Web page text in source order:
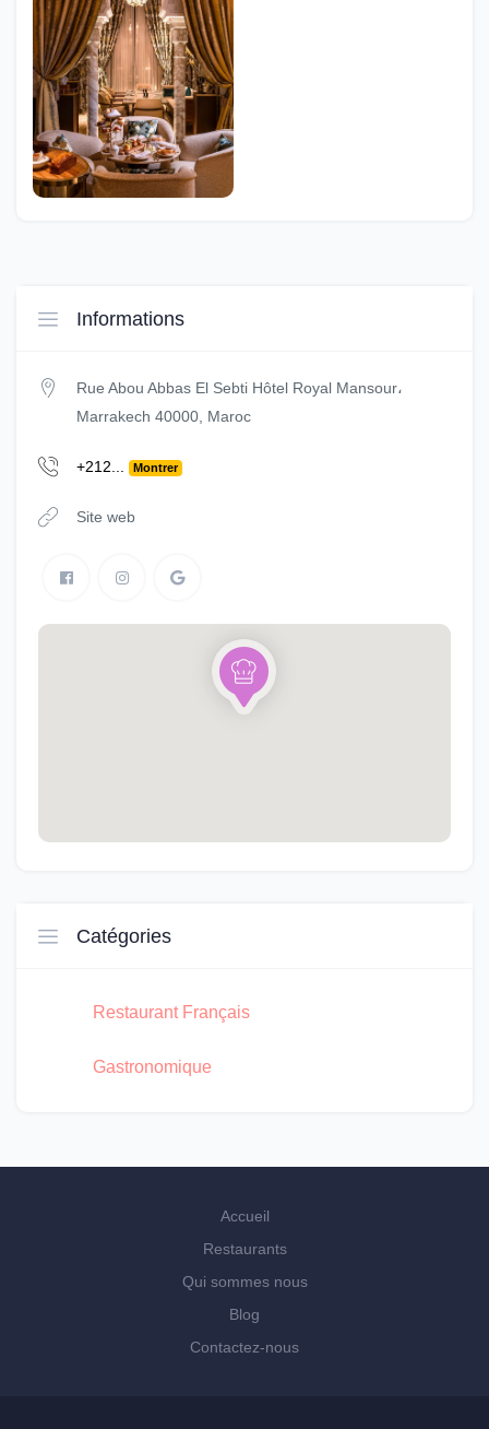
Informations
Rue Abou Abbas El Sebti Hôtel Royal Mansour،
Marrakech 40000, Maroc
+212... Montrer
Site web
Catégories
Restaurant Français
Gastronomique
Accueil
Restaurants
Qui sommes nous
Blog
Contactez-nous